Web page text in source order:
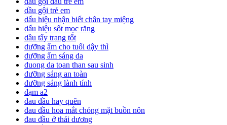
dầu gội trẻ em
dấu hiệu nhận biết chân tay miệng
dấu hiệu sốt mọc răng
dầu tẩy trang tốt
dưỡng ẩm cho tuổi dậy thì
dưỡng ẩm sáng da
duong da toan than sau sinh
dưỡng sáng an toàn
dưỡng sáng lành tính
đạm a2
đau đầu hay quên
đau đầu hoa mắt chóng mặt buồn nôn
đau đầu ở thái dương